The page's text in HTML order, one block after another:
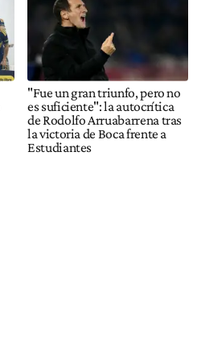
"Fue un gran triunfo, pero no
es suficiente": la autocrítica
de Rodolfo Arruabarrena tras
la victoria de Boca frente a
Estudiantes